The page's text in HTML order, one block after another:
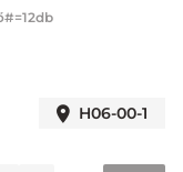
H06-00-1